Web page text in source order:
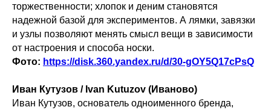
торжественности; хлопок и деним становятся
надежной базой для экспериментов. А лямки, завязки
и узлы позволяют менять смысл вещи в зависимости
от настроения и способа носки.
Фото: https://disk.360.yandex.ru/d/30-gOY5Q17cPsQ
Иван Кутузов / Ivan Kutuzov (Иваново)
Иван Кутузов, основатель одноименного бренда,